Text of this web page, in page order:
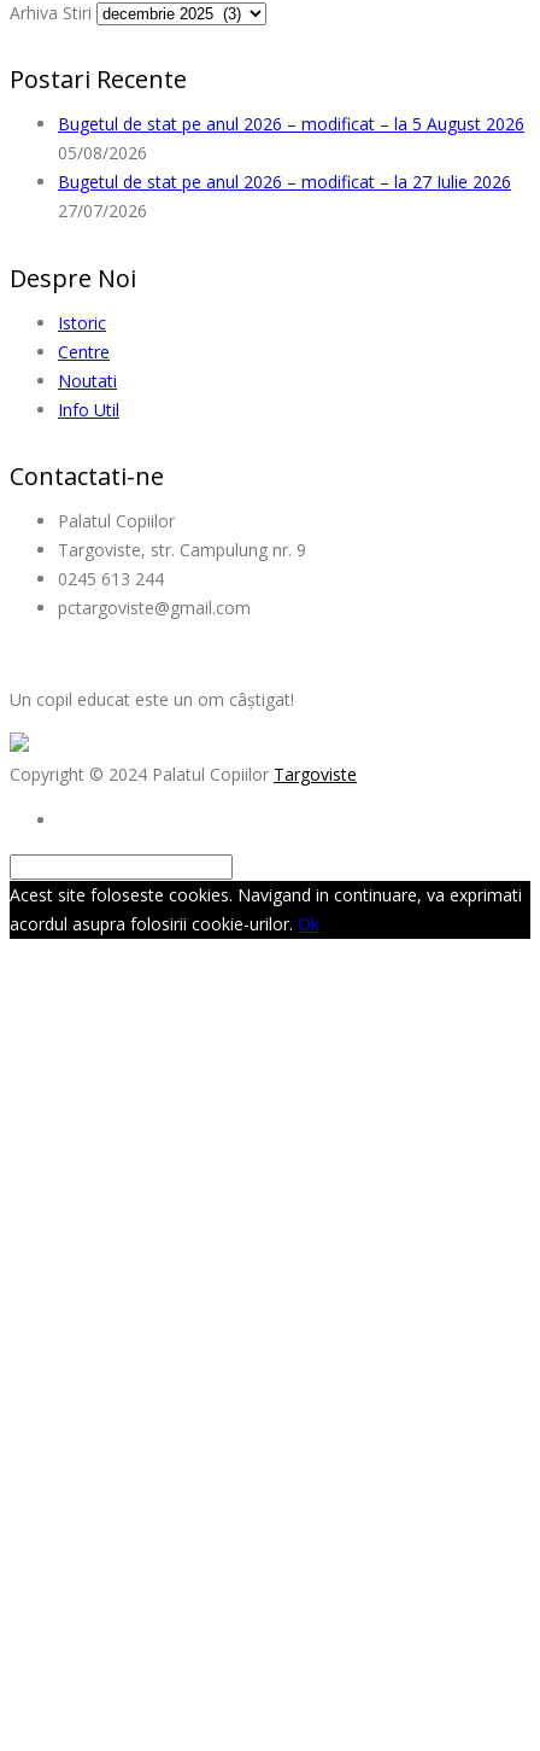
Arhiva Stiri
Postari Recente
Bugetul de stat pe anul 2026 – modificat – la 5 August 2026
05/08/2026
Bugetul de stat pe anul 2026 – modificat – la 27 Iulie 2026
27/07/2026
Despre Noi
Istoric
Centre
Noutati
Info Util
Contactati-ne
Palatul Copiilor
Targoviste, str. Campulung nr. 9
0245 613 244
pctargoviste@gmail.com
Un copil educat este un om câștigat!
Copyright © 2024 Palatul Copiilor Targoviste
Acest site foloseste cookies. Navigand in continuare, va exprimati
acordul asupra folosirii cookie-urilor. Ok